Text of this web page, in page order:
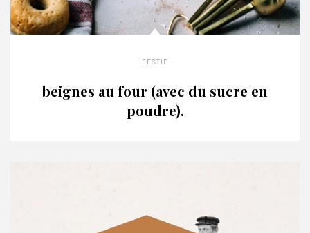
festif
beignes au four (avec du sucre en
poudre).